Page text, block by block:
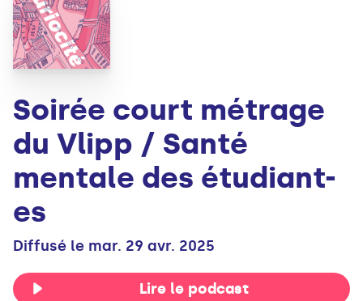
Soirée court métrage
du Vlipp / Santé
mentale des étudiant-
es
Diffusé le mar. 29 avr. 2025
Lire le podcast